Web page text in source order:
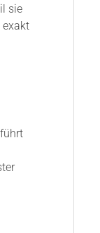
sie
exakt